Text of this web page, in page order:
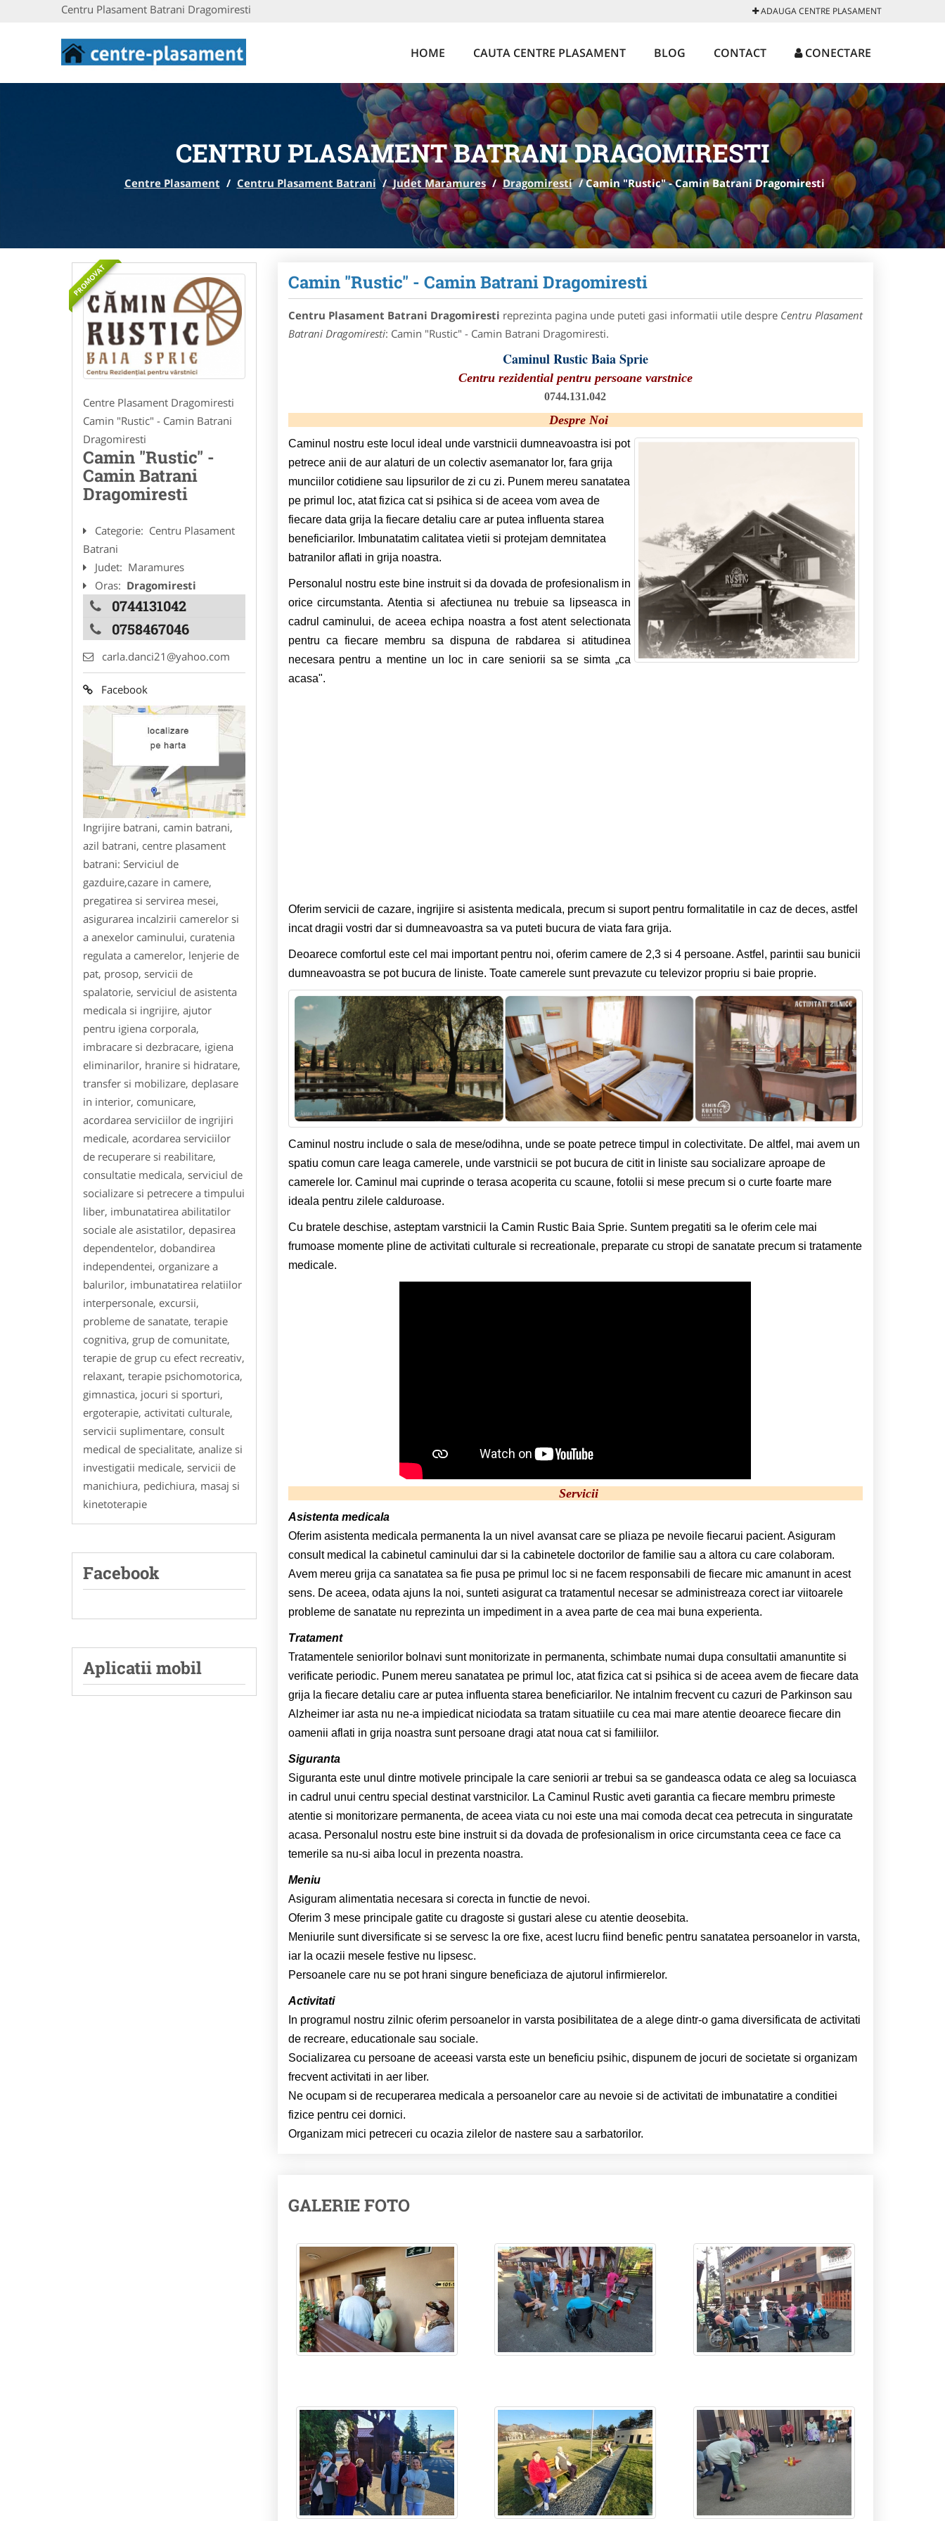
Centru Plasament Batrani Dragomiresti ADAUGA CENTRE PLASAMENT
HOME CAUTA CENTRE PLASAMENT BLOG CONTACT CONECTARE
CENTRU PLASAMENT BATRANI DRAGOMIRESTI
Centre Plasament / Centru Plasament Batrani / Judet Maramures / Dragomiresti /Camin "Rustic" - Camin Batrani Dragomiresti
PROMOVAT
Centre Plasament Dragomiresti
Camin "Rustic" - Camin Batrani
Dragomiresti
Camin "Rustic" -
Camin Batrani
Dragomiresti
Categorie: Centru Plasament
Batrani
Judet: Maramures
Oras: Dragomiresti
0744131042
0758467046
carla.danci21@yahoo.com
Facebook
Ingrijire batrani, camin batrani,
azil batrani, centre plasament
batrani: Serviciul de
gazduire,cazare in camere,
pregatirea si servirea mesei,
asigurarea incalzirii camerelor si
a anexelor caminului, curatenia
regulata a camerelor, lenjerie de
pat, prosop, servicii de
spalatorie, serviciul de asistenta
medicala si ingrijire, ajutor
pentru igiena corporala,
imbracare si dezbracare, igiena
eliminarilor, hranire si hidratare,
transfer si mobilizare, deplasare
in interior, comunicare,
acordarea serviciilor de ingrijiri
medicale, acordarea serviciilor
de recuperare si reabilitare,
consultatie medicala, serviciul de
socializare si petrecere a timpului
liber, imbunatatirea abilitatilor
sociale ale asistatilor, depasirea
dependentelor, dobandirea
independentei, organizare a
balurilor, imbunatatirea relatiilor
interpersonale, excursii,
probleme de sanatate, terapie
cognitiva, grup de comunitate,
terapie de grup cu efect recreativ,
relaxant, terapie psichomotorica,
gimnastica, jocuri si sporturi,
ergoterapie, activitati culturale,
servicii suplimentare, consult
medical de specialitate, analize si
investigatii medicale, servicii de
manichiura, pedichiura, masaj si
kinetoterapie
Facebook
Aplicatii mobil
Camin "Rustic" - Camin Batrani Dragomiresti
Centru Plasament Batrani Dragomiresti reprezinta pagina unde puteti gasi informatii utile despre Centru Plasament
Batrani Dragomiresti: Camin "Rustic" - Camin Batrani Dragomiresti.
Caminul Rustic Baia Sprie
Centru rezidential pentru persoane varstnice
0744.131.042
Despre Noi
Caminul nostru este locul ideal unde varstnicii dumneavoastra isi pot
petrece anii de aur alaturi de un colectiv asemanator lor, fara grija
munciilor cotidiene sau lipsurilor de zi cu zi. Punem mereu sanatatea
pe primul loc, atat fizica cat si psihica si de aceea vom avea de
fiecare data grija la fiecare detaliu care ar putea influenta starea
beneficiarilor. Imbunatatim calitatea vietii si protejam demnitatea
batranilor aflati in grija noastra.
Personalul nostru este bine instruit si da dovada de profesionalism in
orice circumstanta. Atentia si afectiunea nu trebuie sa lipseasca in
cadrul caminului, de aceea echipa noastra a fost atent selectionata
pentru ca fiecare membru sa dispuna de rabdarea si atitudinea
necesara pentru a mentine un loc in care seniorii sa se simta „ca
acasa".
Oferim servicii de cazare, ingrijire si asistenta medicala, precum si suport pentru formalitatile in caz de deces, astfel
incat dragii vostri dar si dumneavoastra sa va puteti bucura de viata fara grija.
Deoarece comfortul este cel mai important pentru noi, oferim camere de 2,3 si 4 persoane. Astfel, parintii sau bunicii
dumneavoastra se pot bucura de liniste. Toate camerele sunt prevazute cu televizor propriu si baie proprie.
Caminul nostru include o sala de mese/odihna, unde se poate petrece timpul in colectivitate. De altfel, mai avem un
spatiu comun care leaga camerele, unde varstnicii se pot bucura de citit in liniste sau socializare aproape de
camerele lor. Caminul mai cuprinde o terasa acoperita cu scaune, fotolii si mese precum si o curte foarte mare
ideala pentru zilele calduroase.
Cu bratele deschise, asteptam varstnicii la Camin Rustic Baia Sprie. Suntem pregatiti sa le oferim cele mai
frumoase momente pline de activitati culturale si recreationale, preparate cu stropi de sanatate precum si tratamente
medicale.
Servicii
Asistenta medicala
Oferim asistenta medicala permanenta la un nivel avansat care se pliaza pe nevoile fiecarui pacient. Asiguram
consult medical la cabinetul caminului dar si la cabinetele doctorilor de familie sau a altora cu care colaboram.
Avem mereu grija ca sanatatea sa fie pusa pe primul loc si ne facem responsabili de fiecare mic amanunt in acest
sens. De aceea, odata ajuns la noi, sunteti asigurat ca tratamentul necesar se administreaza corect iar viitoarele
probleme de sanatate nu reprezinta un impediment in a avea parte de cea mai buna experienta.
Tratament
Tratamentele seniorilor bolnavi sunt monitorizate in permanenta, schimbate numai dupa consultatii amanuntite si
verificate periodic. Punem mereu sanatatea pe primul loc, atat fizica cat si psihica si de aceea avem de fiecare data
grija la fiecare detaliu care ar putea influenta starea beneficiarilor. Ne intalnim frecvent cu cazuri de Parkinson sau
Alzheimer iar asta nu ne-a impiedicat niciodata sa tratam situatiile cu cea mai mare atentie deoarece fiecare din
oamenii aflati in grija noastra sunt persoane dragi atat noua cat si familiilor.
Siguranta
Siguranta este unul dintre motivele principale la care seniorii ar trebui sa se gandeasca odata ce aleg sa locuiasca
in cadrul unui centru special destinat varstnicilor. La Caminul Rustic aveti garantia ca fiecare membru primeste
atentie si monitorizare permanenta, de aceea viata cu noi este una mai comoda decat cea petrecuta in singuratate
acasa. Personalul nostru este bine instruit si da dovada de profesionalism in orice circumstanta ceea ce face ca
temerile sa nu-si aiba locul in prezenta noastra.
Meniu
Asiguram alimentatia necesara si corecta in functie de nevoi.
Oferim 3 mese principale gatite cu dragoste si gustari alese cu atentie deosebita.
Meniurile sunt diversificate si se servesc la ore fixe, acest lucru fiind benefic pentru sanatatea persoanelor in varsta,
iar la ocazii mesele festive nu lipsesc.
Persoanele care nu se pot hrani singure beneficiaza de ajutorul infirmierelor.
Activitati
In programul nostru zilnic oferim persoanelor in varsta posibilitatea de a alege dintr-o gama diversificata de activitati
de recreare, educationale sau sociale.
Socializarea cu persoane de aceeasi varsta este un beneficiu psihic, dispunem de jocuri de societate si organizam
frecvent activitati in aer liber.
Ne ocupam si de recuperarea medicala a persoanelor care au nevoie si de activitati de imbunatatire a conditiei
fizice pentru cei dornici.
Organizam mici petreceri cu ocazia zilelor de nastere sau a sarbatorilor.
GALERIE FOTO